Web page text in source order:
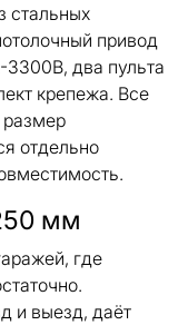
стальных
привод
два пульта
крепежа. Все
отдельно
мм
где
и выезд, даёт